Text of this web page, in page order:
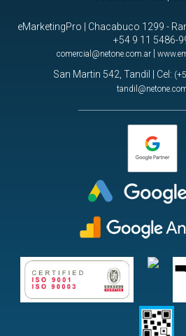
eMarketingPro | Chacabuco 1299 -
+54 9 11 5486-
comercial@netone.com.ar|
San Martin 542, Tandil | Cel: